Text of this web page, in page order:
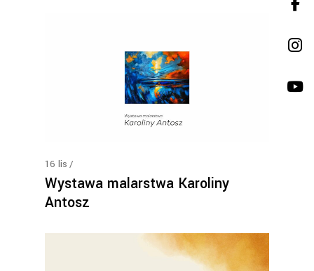
16 lis
Wystawa malarstwa Karoliny
Antosz